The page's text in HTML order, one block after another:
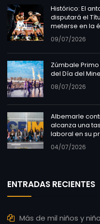
Histórico: El
disputará el
meterse en la
09/07/2026
Zúmbale
del Día del
08/07/2026
Albemarle
alcanza una
laboral en su
04/07/2026
ENTRADAS RECIENTES
Más de mil niños y